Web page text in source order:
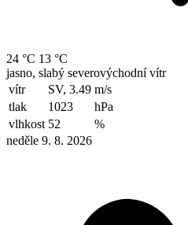
24 °C 13 °C
jasno, slabý severovýchodní vítr
vítr
SV, 3.49 m/s
tlak
1023
hPa
vlhkost 52
%
neděle 9. 8. 2026